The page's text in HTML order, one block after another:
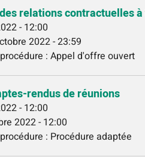
relations contractuelles
- 12:00
2022 - 23:59
: Appel d'offre ouvert
rendus de réunions
- 12:00
2022 - 12:00
: Procédure adaptée